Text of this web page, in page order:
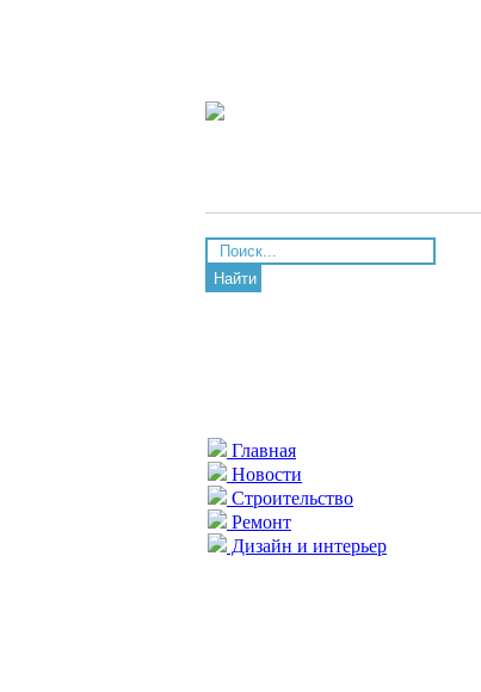
Найти
Главная
Новости
Строительство
Ремонт
Дизайн и интерьер